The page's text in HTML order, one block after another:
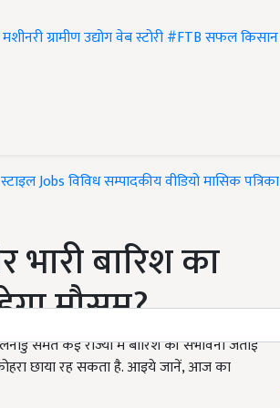
मशीनरीग्रामीण उद्योगवेब स्टोरी#FTBसफल किसान
Jobsविविधसम्पादकीयवीडियोमासिक पत्रिका
बारिश का
मौसम?
समेत कई राज्यों में बारिश की संभावना जताई
छाया रह सकता है. आइये जानें, आज का